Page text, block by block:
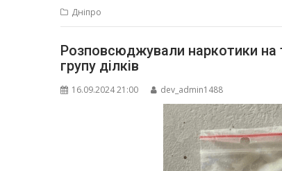
Дніпро
Розповсюджували наркотики на
групу ділків
16.09.2024 21:00 dev_admin1488